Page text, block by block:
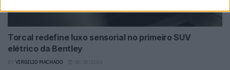
Torcal redefine luxo sensorial no primeiro SUV
elétrico da Bentley
VIRGILIO MACHADO